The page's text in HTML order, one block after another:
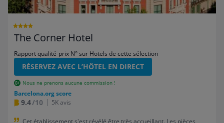
The Corner Hotel
Rapport qualité-prix N° sur Hotels de cette sélection
RÉSERVEZ AVEC L’HÔTEL EN DIRECT
Nous ne prenons aucune commission !
Barcelona.org score
9.4/10 5K avis
Cet établissement s'est révélé être très accueillant. Les pièces